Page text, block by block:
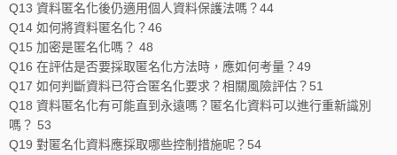
Q13 資料匿名化後仍適用個人資料保護法嗎？44
Q14 如何將資料匿名化？46
Q15 加密是匿名化嗎？ 48
Q16 在評估是否要採取匿名化方法時，應如何考量？49
Q17 如何判斷資料已符合匿名化要求？相關風險評估？51
Q18 資料匿名化有可能直到永遠嗎？匿名化資料可以進行重新識別
嗎？ 53
Q19 對匿名化資料應採取哪些控制措施呢？54